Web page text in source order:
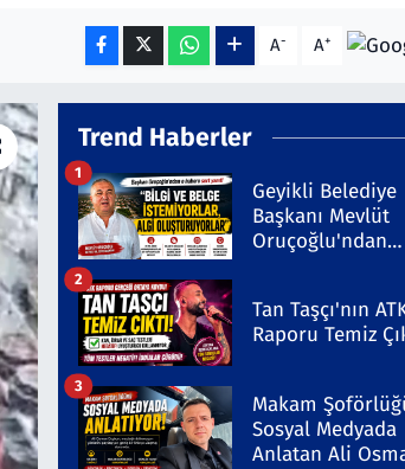
A- A+
Trend Haberler
Geyikli Belediye
Başkanı Mevlüt
Oruçoğlu'ndan
1
Tan Taşçı'nın
Raporu Temiz
2
Makam
Sosyal Medyada
Anlatan Ali
3